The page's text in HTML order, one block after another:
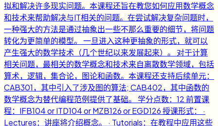
拟和解决许多现实问题。本课程还旨在教您如何应用数学概念
和技术来帮助解决与IT相关的问题。在尝试解决复杂问题时，
一种强大的方法是通过抽象出一些不那么重要的细节，将问题
转化为更简单的模型。 一旦进入这种更抽象的形式，就可以
产生强大的数学技术（几个世纪以来发展起来）。 对于计算
相关问题，最相关的数学概念和技术来自离散数学领域，包括
算术，逻辑，集合论，图论和函数。本课程还支持后续单元：
CAB301，其中引入了涉及图的算法; CAB402，其中函数的
数学概念为替代编程范例提供了基础。 学分点数：12 前置课
程：IFB104 or ITD104 or MZB126 or EGD126 授课形式： ·
Lectures：讲座将介绍概念。 · Tutorials：在教程中应用这些